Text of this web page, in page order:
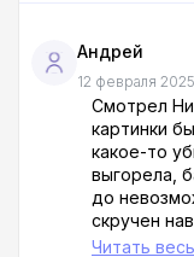
Андрей
12 февраля 2025
Смотрел
картинки
какое-то
выгорела,
до
скручен
втирает,
Читать